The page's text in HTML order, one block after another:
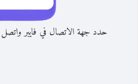
حدد جهة الاتصال في فايبر